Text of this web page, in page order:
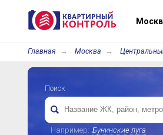
Главная Москва
Поиск
Например: Бунинские луга